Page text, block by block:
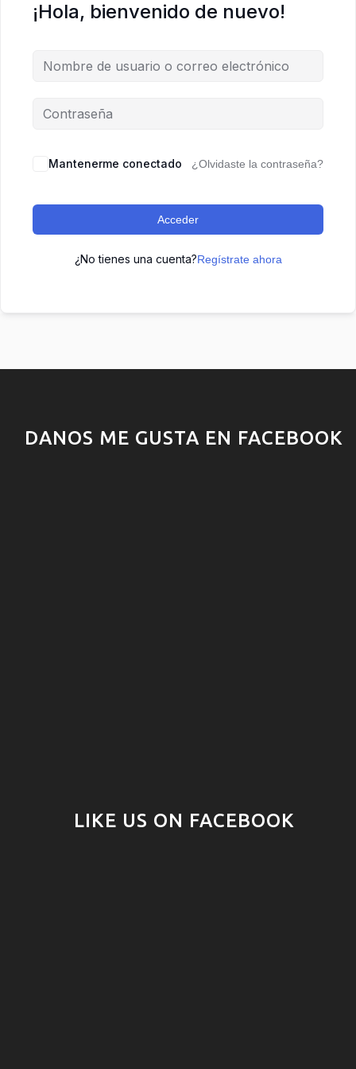
¡Hola, bienvenido de nuevo!
Mantenerme conectado ¿Olvidaste la contraseña?
Acceder
¿No tienes una cuenta?Regístrate ahora
DANOS ME GUSTA EN FACEBOOK
LIKE US ON FACEBOOK